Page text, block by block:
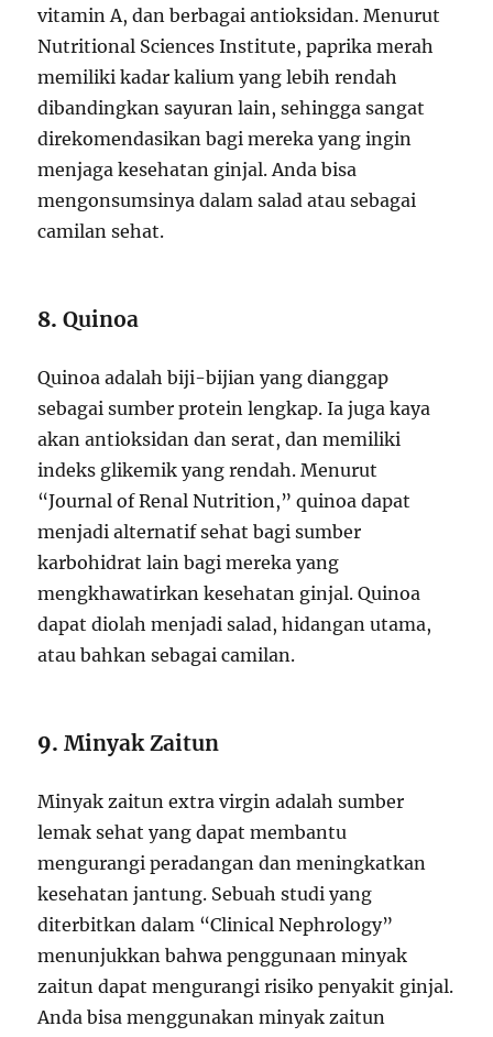
vitamin A, dan berbagai antioksidan. Menurut
Nutritional Sciences Institute, paprika merah
memiliki kadar kalium yang lebih rendah
dibandingkan sayuran lain, sehingga sangat
direkomendasikan bagi mereka yang ingin
menjaga kesehatan ginjal. Anda bisa
mengonsumsinya dalam salad atau sebagai
camilan sehat.
8.Quinoa
Quinoa adalah biji-bijian yang dianggap
sebagai sumber protein lengkap. Ia juga kaya
akan antioksidan dan serat, dan memiliki
indeks glikemik yang rendah. Menurut
“Journal of Renal Nutrition,” quinoa dapat
menjadi alternatif sehat bagi sumber
karbohidrat lain bagi mereka yang
mengkhawatirkan kesehatan ginjal. Quinoa
dapat diolah menjadi salad, hidangan utama,
atau bahkan sebagai camilan.
9.Minyak Zaitun
Minyak zaitun extra virgin adalah sumber
lemak sehat yang dapat membantu
mengurangi peradangan dan meningkatkan
kesehatan jantung. Sebuah studi yang
diterbitkan dalam “Clinical Nephrology”
menunjukkan bahwa penggunaan minyak
zaitun dapat mengurangi risiko penyakit ginjal.
Anda bisa menggunakan minyak zaitun